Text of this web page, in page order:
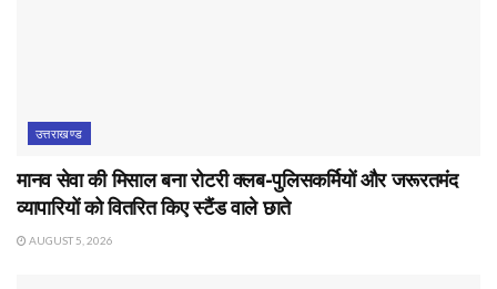
उत्तराखण्ड
मानव सेवा की मिसाल बना रोटरी क्लब-पुलिसकर्मियों और जरूरतमंद
व्यापारियों को वितरित किए स्टैंड वाले छाते
AUGUST 5, 2026